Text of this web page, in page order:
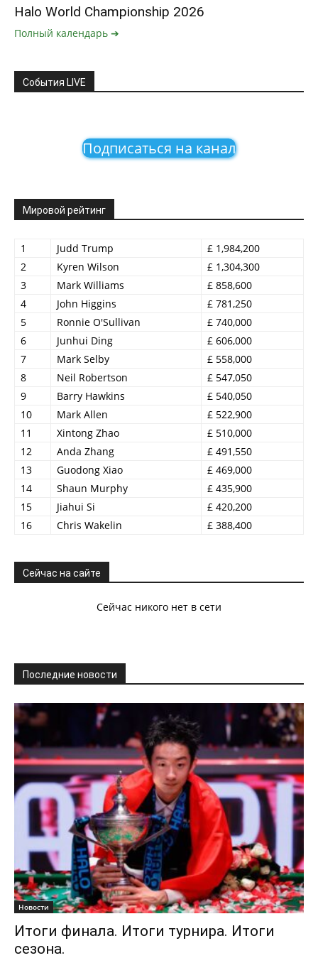
Halo World Championship 2026
Полный календарь ➔
События LIVE
Подписаться на канал
Мировой рейтинг
1 Judd Trump
£ 1,984,200
2
Kyren Wilson
£ 1,304,300
3
Mark Williams
£ 858,600
4
John Higgins
£ 781,250
5
Ronnie O'Sullivan
£ 740,000
6
Junhui Ding
£ 606,000
7
Mark Selby
£ 558,000
8
Neil Robertson
£ 547,050
9
Barry Hawkins
£ 540,050
10
Mark Allen
£ 522,900
11
Xintong Zhao
£ 510,000
12
Anda Zhang
£ 491,550
13
Guodong Xiao
£ 469,000
14
Shaun Murphy
£ 435,900
15
Jiahui Si
£ 420,200
16
Chris Wakelin £ 388,400
Сейчас на сайте
Сейчас никого нет в сети
Последние новости
Новости
Итоги финала. Итоги турнира. Итоги
сезона.